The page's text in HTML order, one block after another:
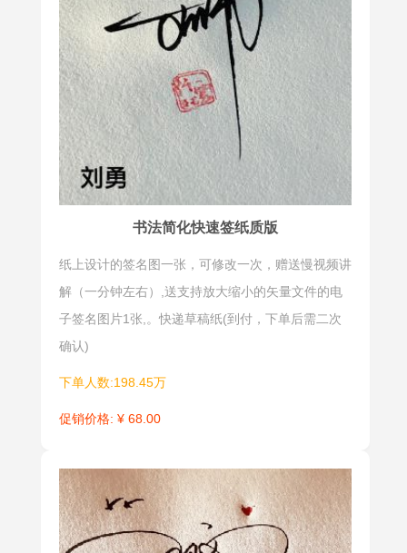
书法简化快速签纸质版
纸上设计的签名图一张，可修改一次，赠送慢视频讲
解（一分钟左右）,送支持放大缩小的矢量文件的电
子签名图片1张,。快递草稿纸(到付，下单后需二次
确认)
下单人数:198.45万
促销价格: ¥ 68.00